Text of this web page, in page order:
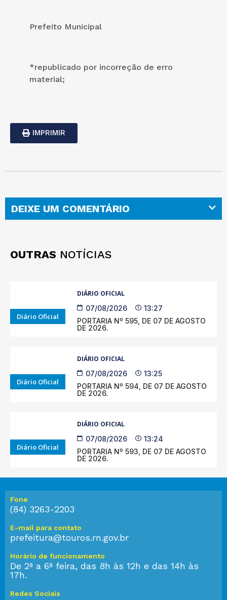
Prefeito Municipal
*republicado por incorreção de erro
material;
IMPRIMIR
DEIXE UM COMENTÁRIO
OUTRAS NOTÍCIAS
Diário Oficial
DIÁRIO OFICIAL
07/08/2026
13:27
PORTARIA Nº 595, DE 07 DE AGOSTO
DE 2026.
Diário Oficial
DIÁRIO OFICIAL
07/08/2026
13:25
PORTARIA Nº 594, DE 07 DE AGOSTO
DE 2026.
Diário Oficial
DIÁRIO OFICIAL
07/08/2026
13:24
PORTARIA Nº 593, DE 07 DE AGOSTO
DE 2026.
Fone
(84) 3263-2203
E-mail para contato
prefeitura@touros.rn.gov.br
Horário de funcionamento
De 2ª a 6ª feira, das 8h às 12h e das 14h às
17h.
Redes Sociais